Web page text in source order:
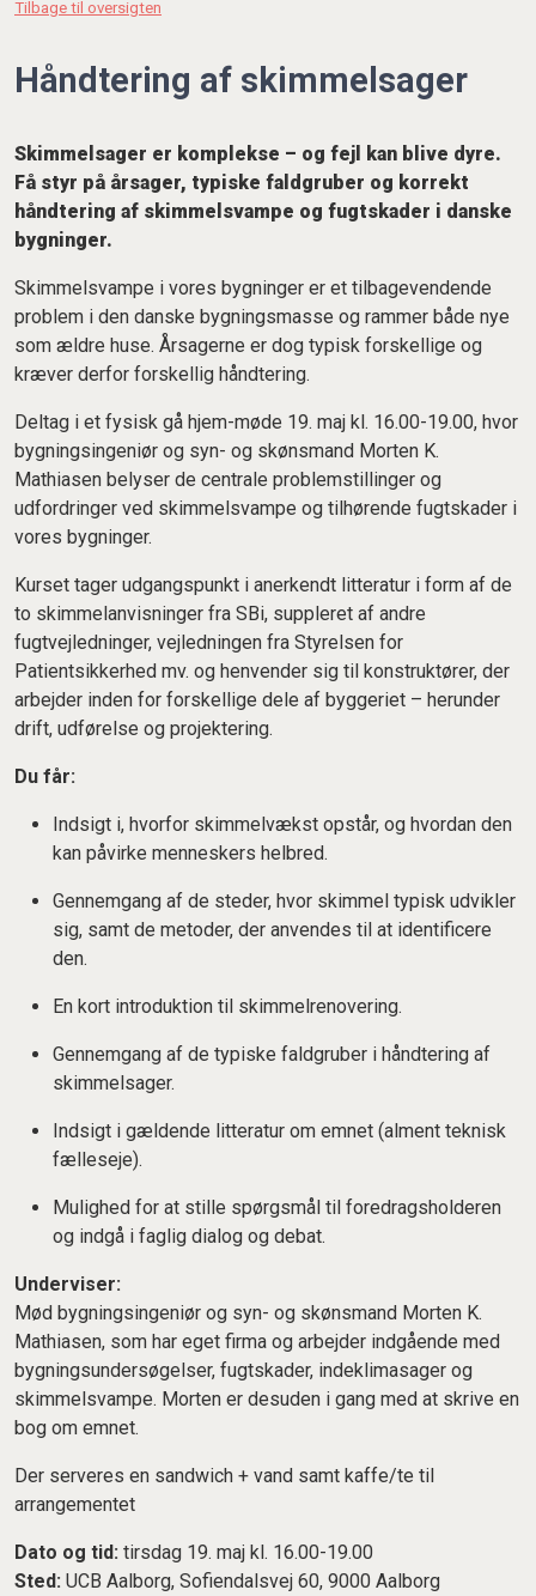
Tilbage til oversigten
Håndtering af skimmelsager
Skimmelsager er komplekse – og fejl kan blive dyre.
Få styr på årsager, typiske faldgruber og korrekt
håndtering af skimmelsvampe og fugtskader i danske
bygninger.
Skimmelsvampe i vores bygninger er et tilbagevendende
problem i den danske bygningsmasse og rammer både nye
som ældre huse. Årsagerne er dog typisk forskellige og
kræver derfor forskellig håndtering.
Deltag i et fysisk gå hjem-møde 19. maj kl. 16.00-19.00, hvor
bygningsingeniør og syn- og skønsmand Morten K.
Mathiasen belyser de centrale problemstillinger og
udfordringer ved skimmelsvampe og tilhørende fugtskader i
vores bygninger.
Kurset tager udgangspunkt i anerkendt litteratur i form af de
to skimmelanvisninger fra SBi, suppleret af andre
fugtvejledninger, vejledningen fra Styrelsen for
Patientsikkerhed mv. og henvender sig til konstruktører, der
arbejder inden for forskellige dele af byggeriet – herunder
drift, udførelse og projektering.
Du får:
Indsigt i, hvorfor skimmelvækst opstår, og hvordan den
kan påvirke menneskers helbred.
Gennemgang af de steder, hvor skimmel typisk udvikler
sig, samt de metoder, der anvendes til at identificere
den.
En kort introduktion til skimmelrenovering.
Gennemgang af de typiske faldgruber i håndtering af
skimmelsager.
Indsigt i gældende litteratur om emnet (alment teknisk
fælleseje).
Mulighed for at stille spørgsmål til foredragsholderen
og indgå i faglig dialog og debat.
Underviser:
Mød bygningsingeniør og syn- og skønsmand Morten K.
Mathiasen, som har eget firma og arbejder indgående med
bygningsundersøgelser, fugtskader, indeklimasager og
skimmelsvampe. Morten er desuden i gang med at skrive en
bog om emnet.
Der serveres en sandwich + vand samt kaffe/te til
arrangementet
Dato og tid: tirsdag 19. maj kl. 16.00-19.00
Sted: UCB Aalborg, Sofiendalsvej 60, 9000 Aalborg